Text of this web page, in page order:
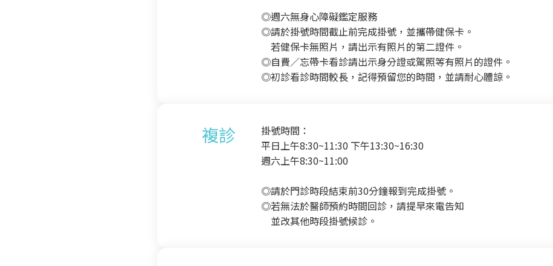
◎週六無身心障礙鑑定服務
◎請於掛號時間截止前完成掛號，並攜帶健保卡。
若健保卡無照片，請出示有照片的第二證件。
◎自費／忘帶卡看診請出示身分證或駕照等有照片的證件。
◎初診看診時間較長，記得預留您的時間，並請耐心體諒。
複診
掛號時間：
平日上午8:30~11:30 下午13:30~16:30
週六上午8:30~11:00
◎請於門診時段結束前30分鐘報到完成掛號。
◎若無法於醫師預約時間回診，請提早來電告知
並改其他時段掛號候診。